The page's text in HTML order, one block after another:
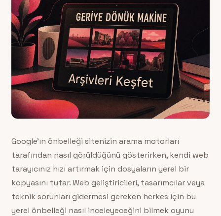
Google’ın önbelleği sitenizin arama motorları
tarafından nasıl görüldüğünü gösterirken, kendi web
tarayıcınız hızı artırmak için dosyaların yerel bir
kopyasını tutar. Web geliştiricileri, tasarımcılar veya
teknik sorunları gidermesi gereken herkes için bu
yerel önbelleği nasıl inceleyeceğini bilmek oyunu